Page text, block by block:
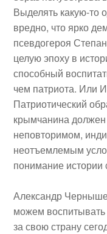
Выделять какую-то
вредно, что ярко
псевдогероя
целую эпоху в
способный
чем патриота. Или
Патриотический
крымчанина
неповторимом,
неотъемлемым
понимание
Александр
можем воспитывать
за свою страну